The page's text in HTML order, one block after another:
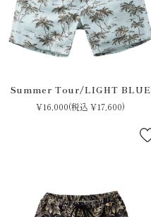
Summer Tour/LIGHT BLUE
¥16,000(税込 ¥17,600)